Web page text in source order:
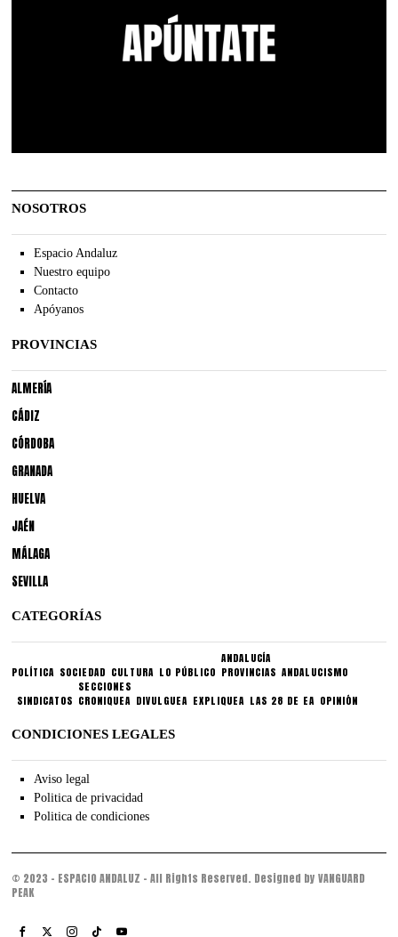
NOSOTROS
Espacio Andaluz
Nuestro equipo
Contacto
Apóyanos
PROVINCIAS
ALMERÍA
CÁDIZ
CÓRDOBA
GRANADA
HUELVA
JAÉN
MÁLAGA
SEVILLA
CATEGORÍAS
POLÍTICA SOCIEDAD CULTURA LO PÚBLICO
ANDALUCÍA
PROVINCIAS ANDALUCISMO
SINDICATOS
SECCIONES
CRONIQUEA DIVULGUEA EXPLIQUEA LAS 28 DE EA OPINIÓN
CONDICIONES LEGALES
Aviso legal
Politica de privacidad
Politica de condiciones
© 2023 - ESPACIO ANDALUZ - All Rights Reserved. Designed by VANGUARD
PEAK